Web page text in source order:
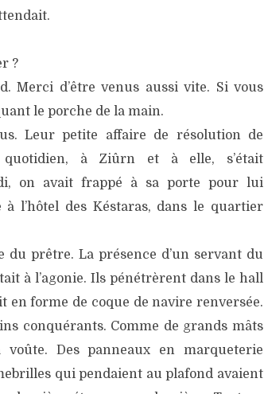
?
Merci d’être venus aussi vite. Si vous
le porche de la main.
Leur petite affaire de résolution de
à Ziûrn et à elle, s’était
on avait frappé à sa porte pour lui
l’hôtel des Késtaras, dans le quartier
prêtre. La présence d’un servant du
à l’agonie. Ils pénétrèrent dans le hall
forme de coque de navire renversée.
conquérants. Comme de grands mâts
Des panneaux en marqueterie
qui pendaient au plafond avaient